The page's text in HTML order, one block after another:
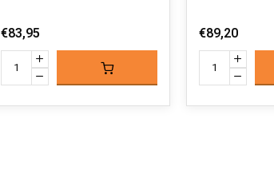
€83,95 €89,20